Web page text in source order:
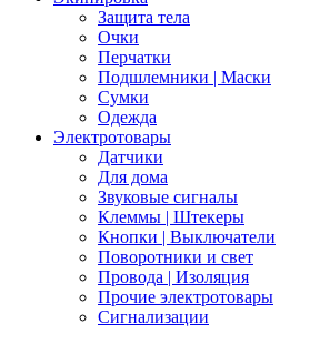
Защита тела
Очки
Перчатки
Подшлемники | Маски
Сумки
Одежда
Электротовары
Датчики
Для дома
Звуковые сигналы
Клеммы | Штекеры
Кнопки | Выключатели
Поворотники и свет
Провода | Изоляция
Прочие электротовары
Сигнализации